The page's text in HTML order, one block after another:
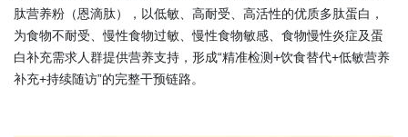
肽营养粉（恩滴肽），以低敏、高耐受、高活性的优质多肽蛋白，
为食物不耐受、慢性食物过敏、慢性食物敏感、食物慢性炎症及蛋
白补充需求人群提供营养支持，形成“精准检测+饮食替代+低敏营养
补充+持续随访”的完整干预链路。